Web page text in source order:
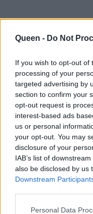
Queen - Do Not
If you wish to opt-out of
processing of your
targeted advertising by
section to confirm your
opt-out request is
interest-based ads
us or personal
your opt-out. You may
disclosure of your
IAB’s list of
also be disclosed by us
Downstream
Personal Data